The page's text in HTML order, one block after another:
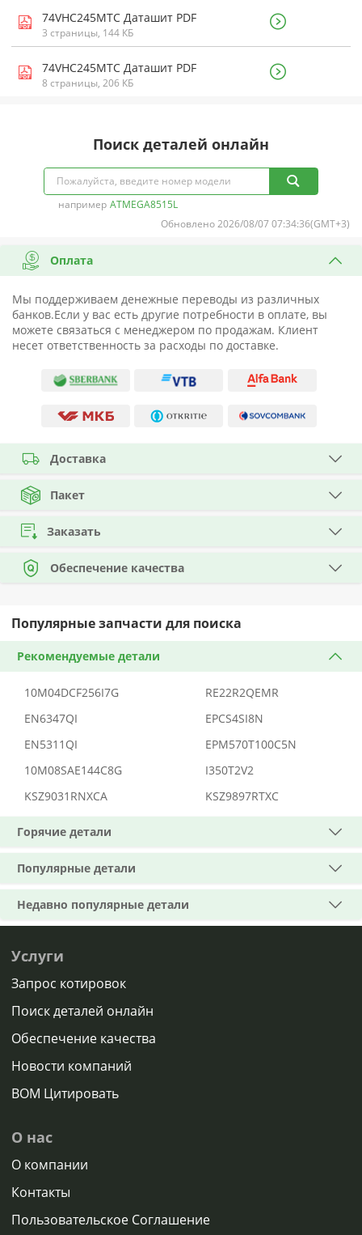
74VHC245MTC Даташит PDF
3 страницы, 144 КБ
74VHC245MTC Даташит PDF
8 страницы, 206 КБ
Поиск деталей онлайн
например ATMEGA8515L
Обновлено 2026/08/07 07:34:36(GMT+3)
Оплата
Мы поддерживаем денежные переводы из различных
банков.Если у вас есть другие потребности в оплате, вы
можете связаться с менеджером по продажам. Клиент
несет ответственность за расходы по доставке.
Доставка
Пакет
Заказать
Обеспечение качества
Популярные запчасти для поиска
Рекомендуемые детали
10M04DCF256I7G
RE22R2QEMR
EN6347QI
EPCS4SI8N
EN5311QI
EPM570T100C5N
10M08SAE144C8G
I350T2V2
KSZ9031RNXCA
KSZ9897RTXC
Горячие детали
Популярные детали
Недавно популярные детали
Услуги
Запрос котировок
Поиск деталей онлайн
Обеспечение качества
Новости компаний
BOM Цитировать
О нас
О компании
Контакты
Пользовательское Соглашение